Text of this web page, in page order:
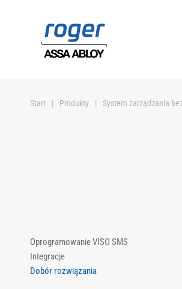
Przejdź do głównej treści
Start Produkty System zarządzania
Oprogramowanie VISO SMS
Integracje
Dobór rozwiązania